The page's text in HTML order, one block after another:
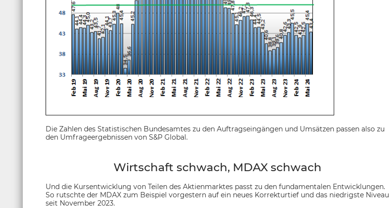
Die Zahlen des Statistischen Bundesamtes zu den Auftragseingängen und Umsätzen passen also zu
den Umfrageergebnissen von S&P Global.
Wirtschaft schwach, MDAX schwach
Und die Kursentwicklung von Teilen des Aktienmarktes passt zu den fundamentalen Entwicklungen.
So rutschte der MDAX zum Beispiel vorgestern auf ein neues Korrekturtief und das niedrigste Niveau
seit November 2023.